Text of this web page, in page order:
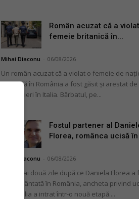
Român acuzat că a
femeie britanică în...
Mihai Diaconu 06/08/2026
Un român acuzat că a violat o femeie de
britanică în România a fost găsit și arestat de
carabinieri în Italia. Bărbatul, pe...
Fostul partener al
Florea, românca ucisă
Mihai Diaconu 06/08/2026
La numai două zile după ce Daniela Florea a
înmormântată în România, ancheta privind
sa în Italia a intrat într-o nouă etapă....